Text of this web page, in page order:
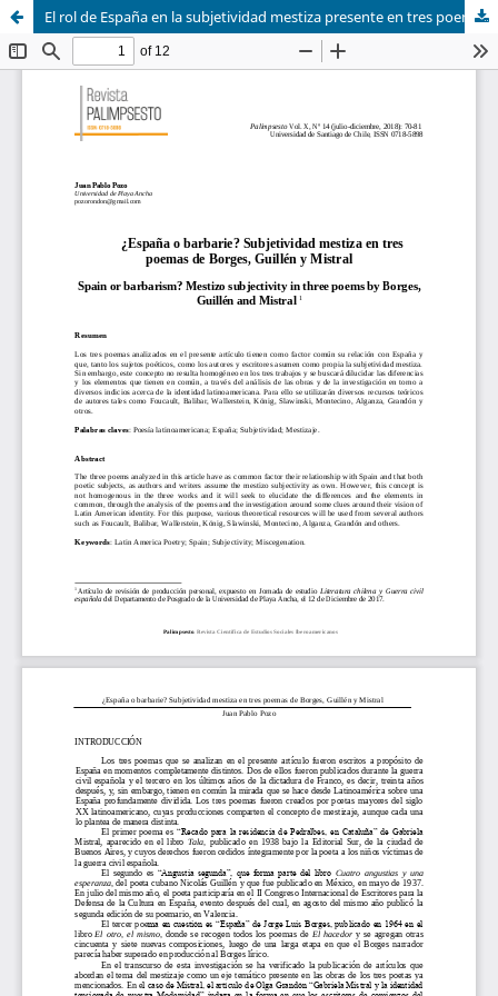
El rol de España en la subjetividad mestiza presente en tres poemas de Borges, Guillén y Mistral sobre la Guerra Civil española